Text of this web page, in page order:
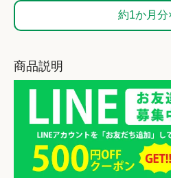
約1か月分
商品説明